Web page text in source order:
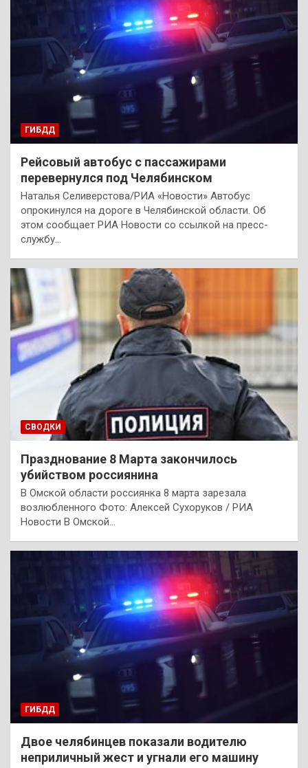
ГИБДД
Рейсовый автобус с пассажирами
перевернулся под Челябинском
Наталья Селиверстова/РИА «Новости» Автобус
опрокинулся на дороге в Челябинской области. Об
этом сообщает РИА Новости со ссылкой на пресс-
службу…
СВОДКИ
Празднование 8 Марта закончилось
убийством россиянина
В Омской области россиянка 8 марта зарезала
возлюбленного Фото: Алексей Сухоруков / РИА
Новости В Омской…
ГИБДД
Двое челябинцев показали водителю
неприличный жест и угнали его машину